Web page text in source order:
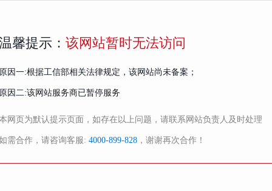
馨提示： 该网站暂时无法访问
因一:根据工信部相关法律规定，该网站尚未备案；
因二:该网站服务商已暂停服务
网页为默认提示页面，如存在以上问题，请联系网站负责人及时处理
需合作，请咨询客服: 4000-899-828 ，谢谢再次合作！